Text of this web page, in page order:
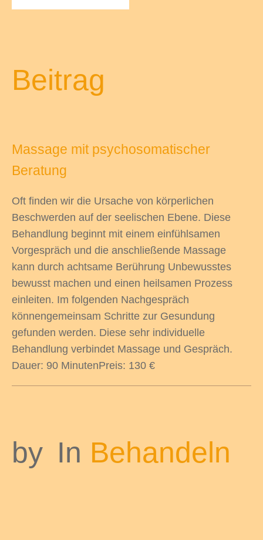
Beitrag
Massage mit psychosomatischer
Beratung
Oft finden wir die Ursache von körperlichen
Beschwerden auf der seelischen Ebene. Diese
Behandlung beginnt mit einem einfühlsamen
Vorgespräch und die anschließende Massage
kann durch achtsame Berührung Unbewusstes
bewusst machen und einen heilsamen Prozess
einleiten. Im folgenden Nachgespräch
könnengemeinsam Schritte zur Gesundung
gefunden werden. Diese sehr individuelle
Behandlung verbindet Massage und Gespräch.
Dauer: 90 MinutenPreis: 130 €
by In Behandeln